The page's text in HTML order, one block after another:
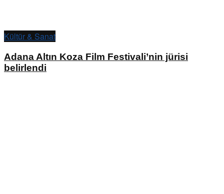
Kültür & Sanat
Adana Altın Koza Film Festivali’nin jürisi
belirlendi